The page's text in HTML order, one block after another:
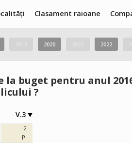
Clasament raioane
2020 2022
la buget pentru anul
?
V.3
2
p.